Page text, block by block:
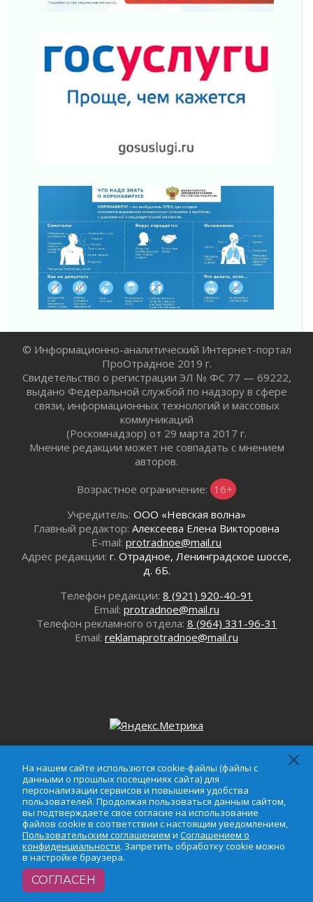
Ленобласть отмечает День Воздушно-
«Активное лето»
02 августа 2026
Ленобласть отметила заслуги жителей перед
регионом и страной
Ленинградской области о неоплаченных
Пропавшего подростка нашли в Кировском
районе Ленобласти
02 августа 2026
Жителям Ленобласти напомнили, как
действовать при укусе клеща
02 августа 2026
02 августа 2026
Готовность №1
02 августа 2026
Километровые столбы «Дороги жизни»
отправили на реставрацию
02 августа 2026
Ленобласть внедрила передовую подготовку
02 августа 2026
В Ивангороде появилась «Избушка-
воробушка»
02 августа 2026
Юхла, мука, кантеле и Водяной
01 августа 2026
01 августа 2026
В Ленобласти открылась экспозиция к 150-
летию Билибина
Безмолвный крик о помощи
01 августа 2026
В музей всей семьёй
01 августа 2026
Без заявлений и очередей
01 августа 2026
Не женское это дело...уверены?
01 августа 2026
Все силы в кулак
01 августа 2026
© Информационно-аналитический Интернет-портал
ПроОтрадное 2019 г.
Свидетельство о регистрации ЭЛ № ФС 77 — 69222,
выдано Федеральной службой по надзору в сфере
связи, информационных технологий и массовых
коммуникаций
(Роскомнадзор) от 29 марта 2017 г.
Мнение редакции может не совпадать с мнением
авторов.
Возрастное ограничение: 16+
Учредитель: ООО «Невская волна»
Главный редактор: Алексеева Елена Викторовна
E-mail: protradnoe@mail.ru
Адрес редакции: г. Отрадное, Ленинградское шоссе,
д. 6Б.
Телефон редакции: 8 (921) 920-40-91
Email: protradnoe@mail.ru
Телефон рекламного отдела: 8 (964) 331-96-31
Email: reklamaprotradnoe@mail.ru
На нашем сайте использются cookie-файлы (файлы с
данными о прошлых посещениях сайта) для
персонализации сервисов и повышения удобства
пользователей. Продолжая пользоваться данным
сайтом, вы подтверждаете свое согласие на
использование файлов cookie в соответствии с
настоящим уведомлением,Пользовательским
соглашением
конфиденциальности
можно в настройке браузера.
На нашем сайте использются cookie-файлы (файлы с
данными о прошлых посещениях сайта) для
персонализации сервисов и повышения удобства
пользователей. Продолжая пользоваться данным сайтом,
вы подтверждаете свое согласие на использование
файлов cookie в соответствии с настоящим уведомлением,
Пользовательским соглашением и Соглашением о
конфиденциальности. Запретить обработку cookie можно
в настройке браузера.
СОГЛАСЕН